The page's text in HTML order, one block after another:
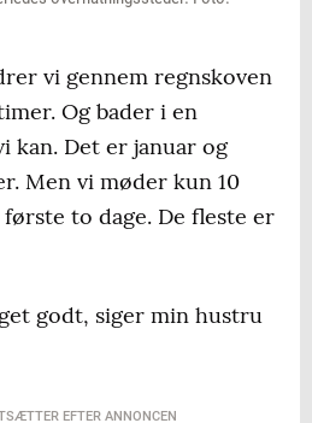
vi gennem regnskoven
Og bader i en
kan. Det er januar og
Men vi møder kun 10
to dage. De fleste er
godt, siger min hustru
EFTER ANNONCEN